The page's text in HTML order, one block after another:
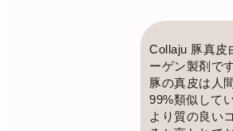
Collaju 豚真皮
ーゲン製剤です
豚の真皮は人
99%類似して
より質の良い